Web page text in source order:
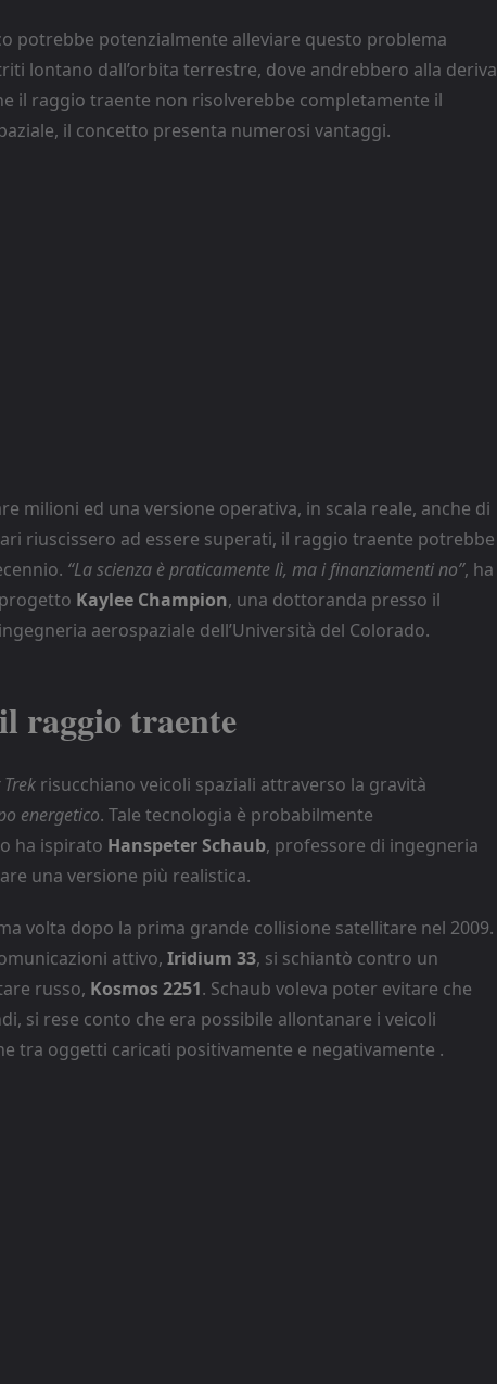
potrebbe potenzialmente alleviare questo problema
lontano dall’orbita terrestre, dove andrebbero alla deriva
il raggio traente non risolverebbe completamente il
il concetto presenta numerosi vantaggi.
milioni ed una versione operativa, in scala reale, anche di
riuscissero ad essere superati, il raggio traente potrebbe
“La scienza è praticamente lì, ma i finanziamenti no”, ha
Kaylee Champion, una dottoranda presso il
aerospaziale dell’Università del Colorado.
raggio traente
risucchiano veicoli spaziali attraverso la gravità
energetico. Tale tecnologia è probabilmente
ha ispirato Hanspeter Schaub, professore di ingegneria
una versione più realistica.
volta dopo la prima grande collisione satellitare nel 2009.
attivo, Iridium 33, si schiantò contro un
russo, Kosmos 2251. Schaub voleva poter evitare che
si rese conto che era possibile allontanare i veicoli
tra oggetti caricati positivamente e negativamente .